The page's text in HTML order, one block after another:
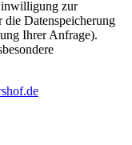
zur
Datenspeicherung
Ihrer Anfrage).